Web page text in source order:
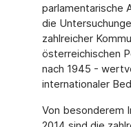
parlamentarische
die
zahlreicher
österreichischen
nach 1945 -
internationaler
Von besonderem